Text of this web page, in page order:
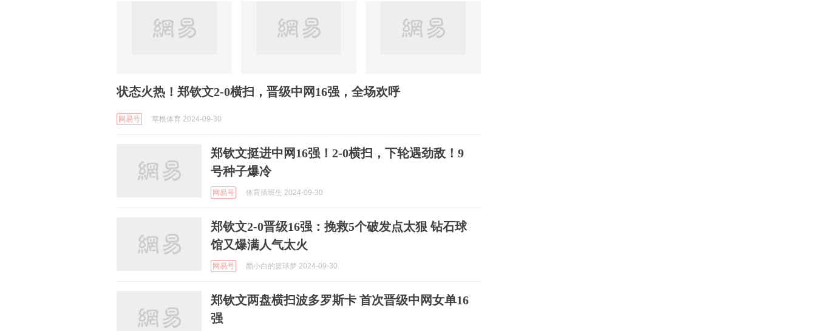
状态火热！郑钦文2-0横扫，晋级中网16强，全场欢呼
网易号 草根体育 2024-09-30
郑钦文挺进中网16强！2-0横扫，下轮遇劲敌！9
号种子爆冷
网易号 体育插班生 2024-09-30
郑钦文2-0晋级16强：挽救5个破发点太狠 钻石球
馆又爆满人气太火
网易号 颜小白的篮球梦 2024-09-30
郑钦文两盘横扫波多罗斯卡 首次晋级中网女单16
强